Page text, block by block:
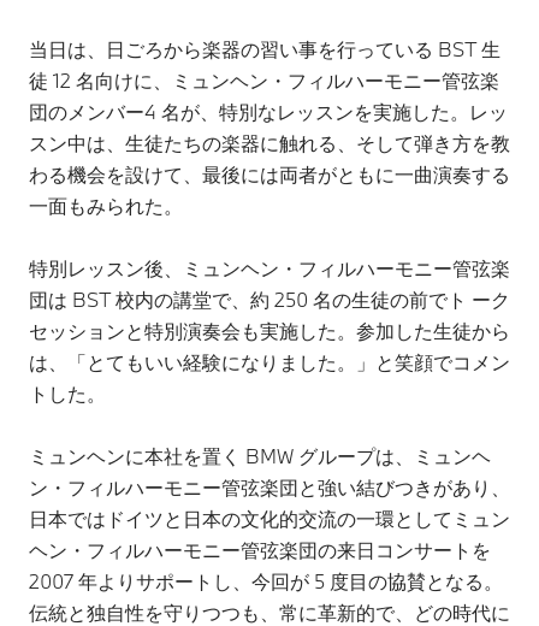
当日は、日ごろから楽器の習い事を行っている BST 生
徒 12 名向けに、ミュンヘン・フィルハーモニー管弦楽
団のメンバー4 名が、特別なレッスンを実施した。レッ
スン中は、生徒たちの楽器に触れる、そして弾き方を教
わる機会を設けて、最後には両者がともに一曲演奏する
一面もみられた。
特別レッスン後、ミュンヘン・フィルハーモニー管弦楽
団は BST 校内の講堂で、約 250 名の生徒の前でト ーク
セッションと特別演奏会も実施した。参加した生徒から
は、「とてもいい経験になりました。」と笑顔でコメン
トした。
ミュンヘンに本社を置く BMW グループは、ミュンヘ
ン・フィルハーモニー管弦楽団と強い結びつきがあり、
日本ではドイツと日本の文化的交流の一環としてミュン
ヘン・フィルハーモニー管弦楽団の来日コンサートを
2007 年よりサポートし、今回が 5 度目の協賛となる。
伝統と独自性を守りつつも、常に革新的で、どの時代に